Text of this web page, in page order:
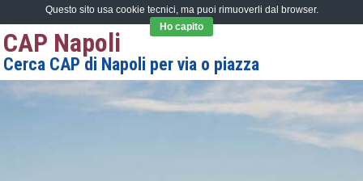
CAP Napoli
Cerca CAP di Napoli per via o piazza
Questo sito usa cookie tecnici, ma puoi rimuoverli dal browser.
Ho capito